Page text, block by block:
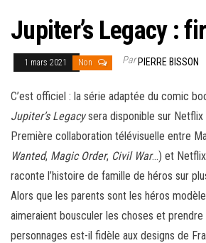
Jupiter’s Legacy :
1 mars 2021 Non ParPIERRE BISSON
C’est officiel : la série adaptée du comic
Jupiter’s Legacysera disponible sur Netflix
Première collaboration télévisuelle entre
Wanted, Magic Order, Civil War…) et
raconte l’histoire de famille de héros sur
Alors que les parents sont les héros
aimeraient bousculer les choses et
personnages est-il fidèle aux designs de